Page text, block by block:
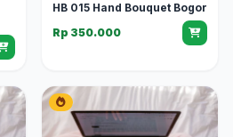
HB 015 Hand Bouquet Bogor
Rp 350.000